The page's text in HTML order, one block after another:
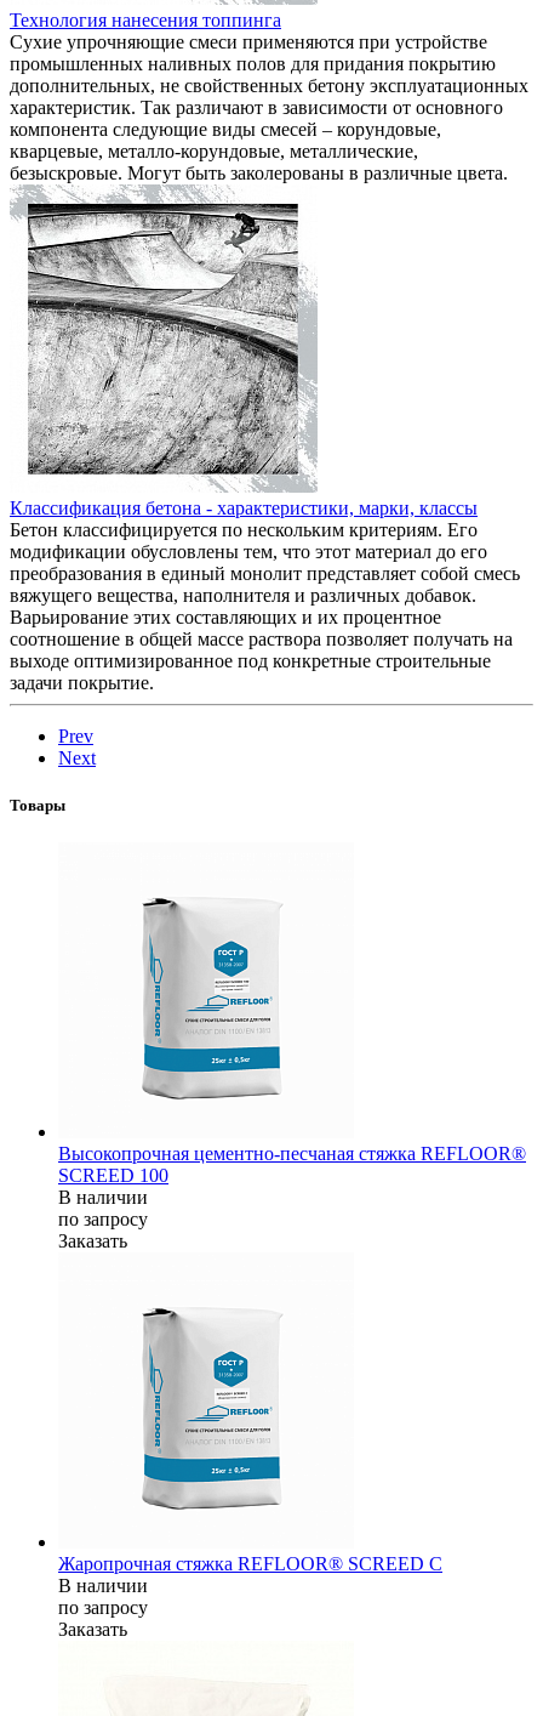
Технология нанесения топпинга
Сухие упрочняющие смеси применяются при устройстве
промышленных наливных полов для придания покрытию
дополнительных, не свойственных бетону эксплуатационных
характеристик. Так различают в зависимости от основного
компонента следующие виды смесей – корундовые,
кварцевые, металло-корундовые, металлические,
безыскровые. Могут быть заколерованы в различные цвета.
Классификация бетона - характеристики, марки, классы
Бетон классифицируется по нескольким критериям. Его
модификации обусловлены тем, что этот материал до его
преобразования в единый монолит представляет собой смесь
вяжущего вещества, наполнителя и различных добавок.
Варьирование этих составляющих и их процентное
соотношение в общей массе раствора позволяет получать на
выходе оптимизированное под конкретные строительные
задачи покрытие.
Prev
Next
Товары
Высокопрочная цементно-песчаная стяжка REFLOOR®
SCREED 100
В наличии
по запросу
Заказать
Жаропрочная стяжка REFLOOR® SCREED C
В наличии
по запросу
Заказать